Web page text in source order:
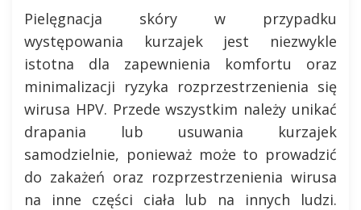
Pielęgnacja skóry w przypadku
występowania kurzajek jest niezwykle
istotna dla zapewnienia komfortu oraz
minimalizacji ryzyka rozprzestrzenienia się
wirusa HPV. Przede wszystkim należy unikać
drapania lub usuwania kurzajek
samodzielnie, ponieważ może to prowadzić
do zakażeń oraz rozprzestrzenienia wirusa
na inne części ciała lub na innych ludzi.